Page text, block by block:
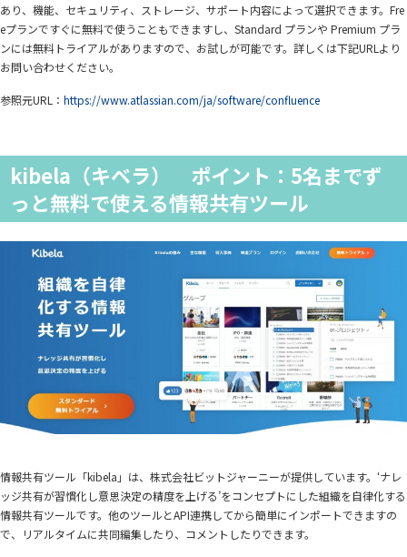
あり、機能、セキュリティ、ストレージ、サポート内容によって選択できます。Fre
eプランですぐに無料で使うこともできますし、Standard プランや Premium プラ
ンには無料トライアルがありますので、お試しが可能です。詳しくは下記URLより
お問い合わせください。
参照元URL： https://www.atlassian.com/ja/software/confluence
kibela（キベラ） ポイント：5名までず
っと無料で使える情報共有ツール
情報共有ツール「kibela」は、株式会社ビットジャーニーが提供しています。‘ナレ
ッジ共有が習慣化し意思決定の精度を上げる’をコンセプトにした組織を自律化する
情報共有ツールです。他のツールとAPI連携してから簡単にインポートできますの
で、リアルタイムに共同編集したり、コメントしたりできます。